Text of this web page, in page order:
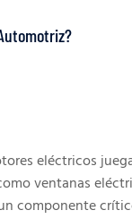
eléctricos
ventanas
componente